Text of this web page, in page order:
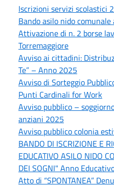
Iscrizioni servizi scolastici
Bando asilo nido
Attivazione di n. 2 borse
Torremaggiore
Avviso ai cittadini:
Te” – Anno 2025
Avviso di Sorteggio
Punti Cardinali for Work
Avviso pubblico –
anziani 2025
Avviso pubblico colonia
BANDO DI ISCRIZIONE E
EDUCATIVO ASILO NIDO
DEI SOGNI" Anno
Atto di “SPONTANEA”